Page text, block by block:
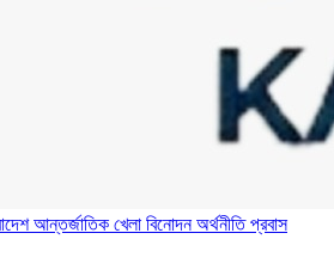
আন্তর্জাতিক খেলা বিনোদনঅর্থনীতিপ্রবাস